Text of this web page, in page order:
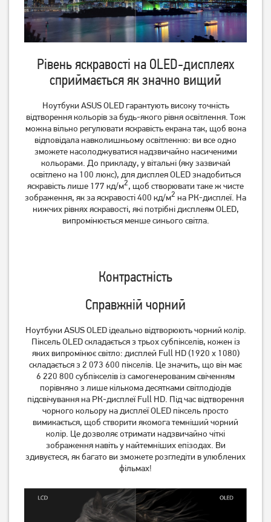
Рівень яскравості на OLED-дисплеях
сприймається як значно вищий
Ноутбуки ASUS OLED гарантують високу точність
відтворення кольорів за будь-якого рівня освітлення. Тож
можна вільно регулювати яскравість екрана так, щоб вона
відповідала навколишньому освітленню: ви все одно
зможете насолоджуватися надзвичайно насиченими
кольорами. До прикладу, у вітальні (яку зазвичай
освітлено на 100 люкс), для дисплея OLED знадобиться
яскравість лише 177 кд/м2, щоб створювати таке ж чисте
зображення, як за яскравості 400 кд/м2 на РК-дисплеї. На
нижчих рівнях яскравості, які потрібні дисплеям OLED,
випромінюється менше синього світла.
Контрастність
Справжній чорний
Ноутбуки ASUS OLED ідеально відтворюють чорний колір.
Піксель OLED складається з трьох субпікселів, кожен із
яких випромінює світло: дисплей Full HD (1920 x 1080)
складається з 2 073 600 пікселів. Це значить, що він має
6 220 800 субпікселів із самогенерованим свіченням
порівняно з лише кількома десятками світлодіодів
підсвічування на РК-дисплеї Full HD. Під час відтворення
чорного кольору на дисплеї OLED піксель просто
вимикається, щоб створити якомога темніший чорний
колір. Це дозволяє отримати надзвичайно чіткі
зображення навіть у найтемніших епізодах. Ви
здивуєтеся, як багато ви зможете розгледіти в улюблених
фільмах!